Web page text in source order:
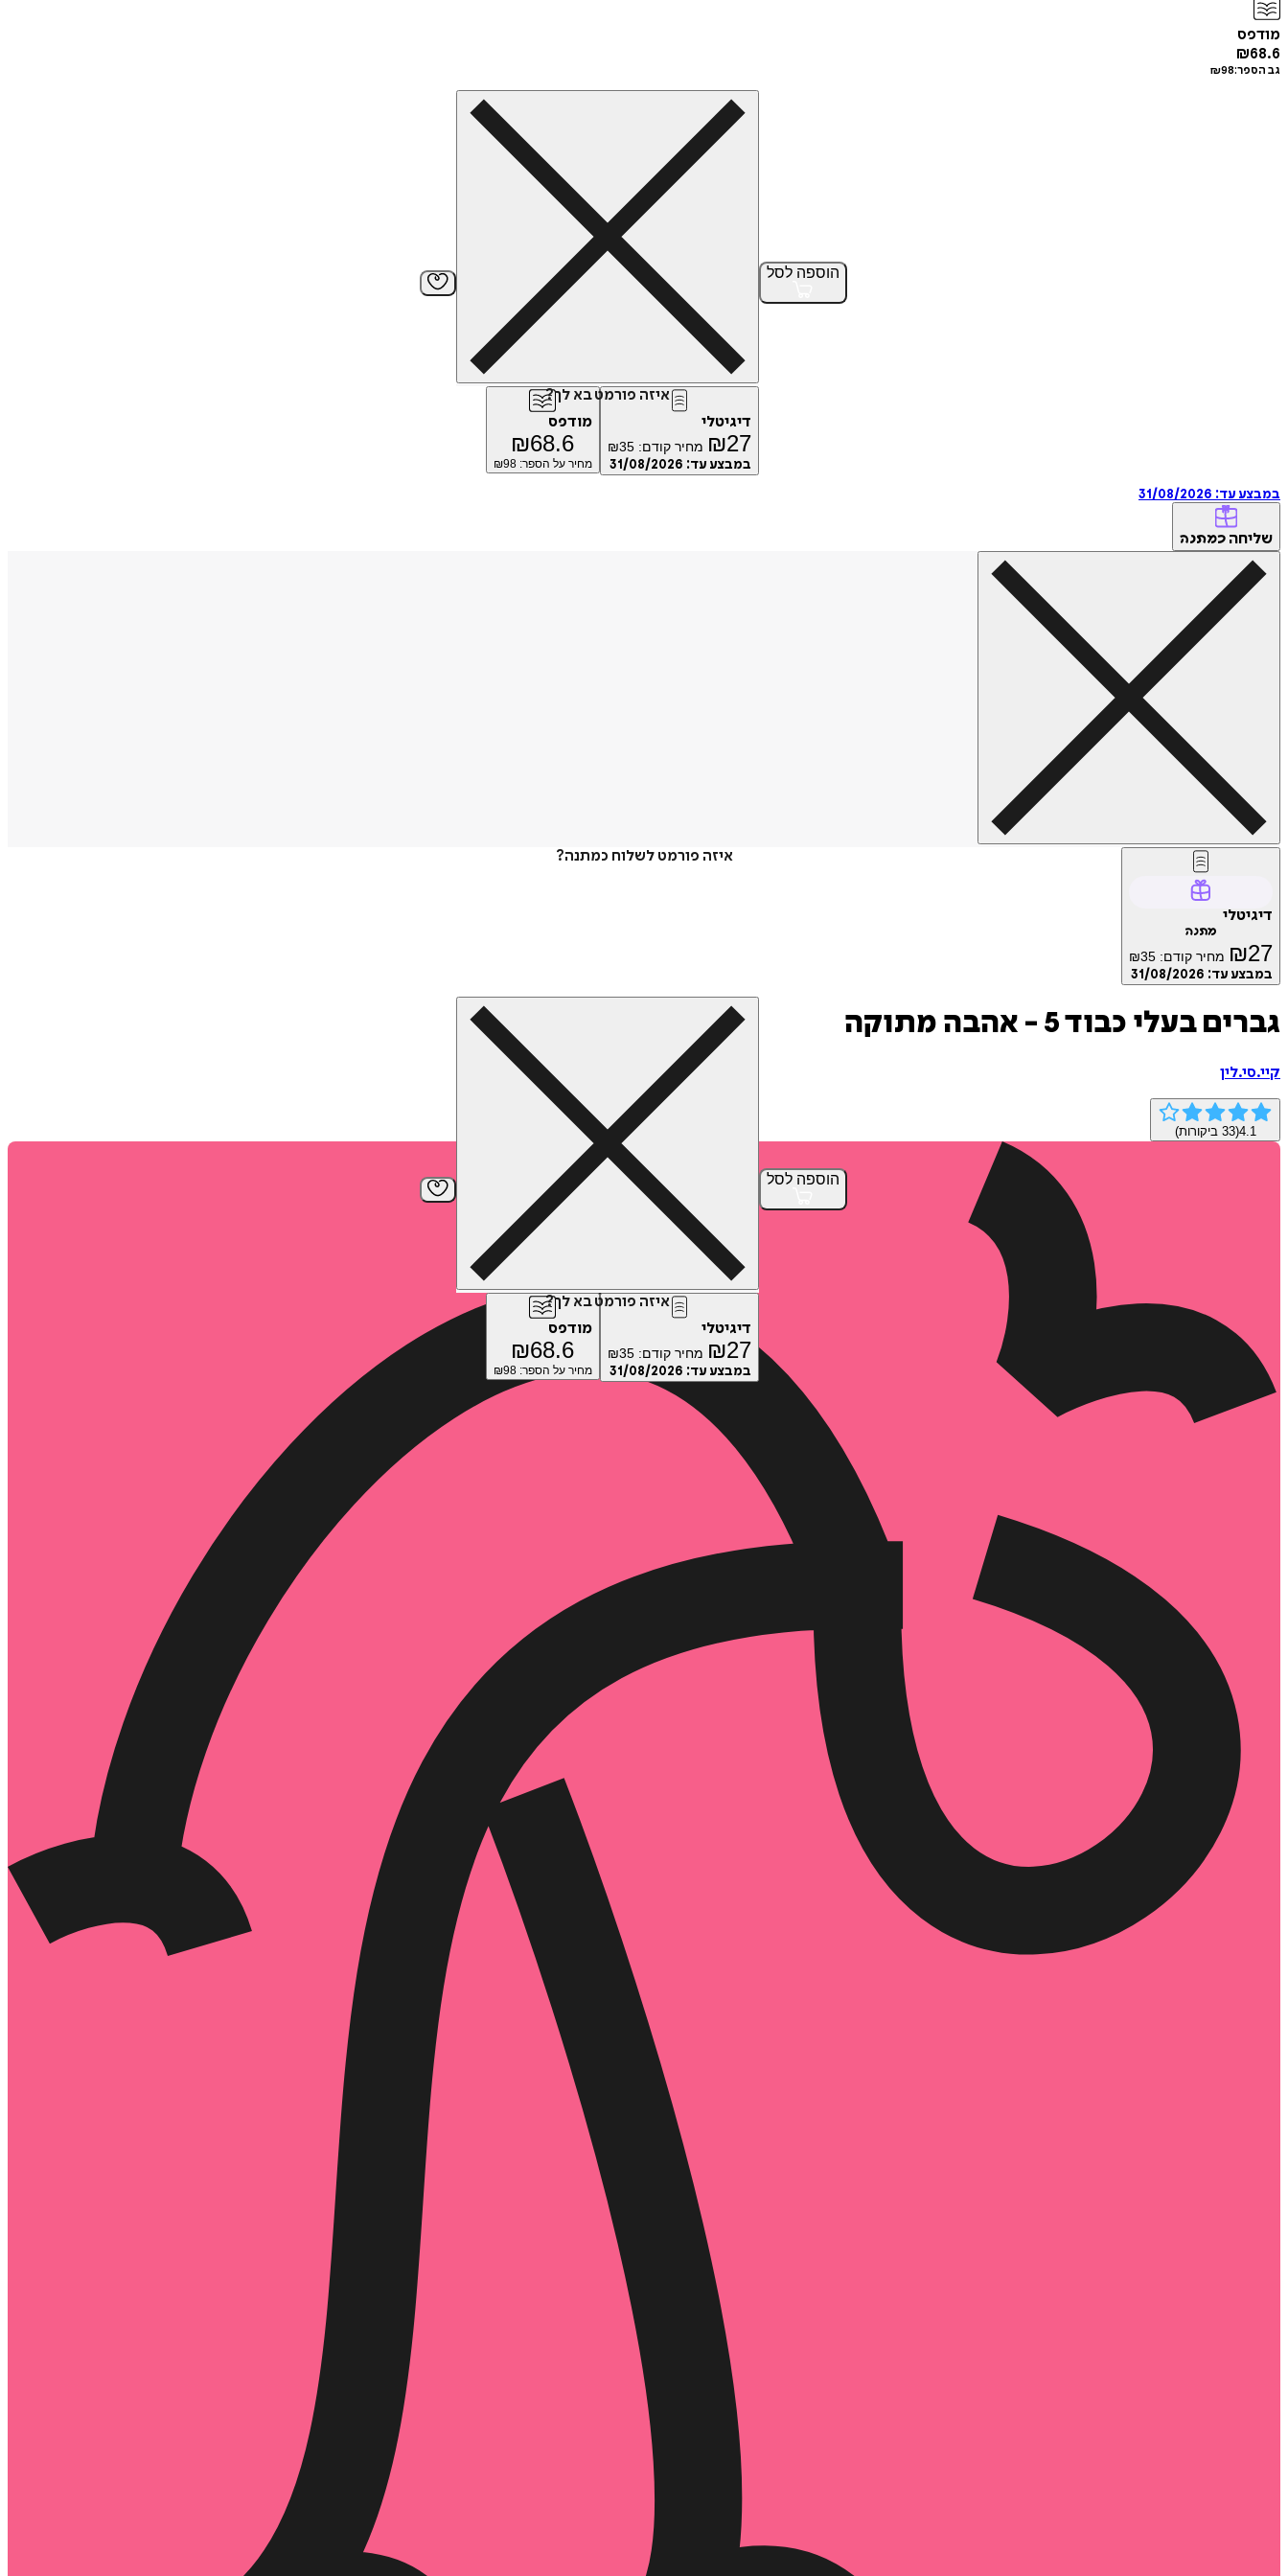
מודפס
₪68.6
גב הספר: ₪98
הוספה לסל
איזה פורמט בא לך?
דיגיטלי
₪27 מחיר קודם: ₪35
במבצע עד: 31/08/2026
מודפס
₪68.6
מחיר על הספר: ₪98
במבצע עד: 31/08/2026
שליחה כמתנה
איזה פורמט לשלוח כמתנה?
דיגיטלי
מתנה
₪27 מחיר קודם: ₪35
במבצע עד: 31/08/2026
הוספה לסל
איזה פורמט בא לך?
דיגיטלי
₪27 מחיר קודם: ₪35
במבצע עד: 31/08/2026
מודפס
₪68.6
מחיר על הספר: ₪98
גברים בעלי כבוד 5 - אהבה מתוקה
קיי.סי.לין
4.1
(
33 ביקורות)